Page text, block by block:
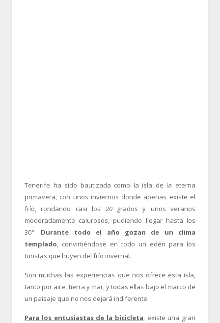
Tenerife ha sido bautizada como la isla de la eterna
primavera, con unos inviernos donde apenas existe el
frío, rondando casi los 20grados y unos veranos
moderadamente calurosos, pudiendo llegar hasta los
30°. Durante todo el año gozan de un clima
templado, convirtiéndose en todo un edén para los
turistas que huyen del frío invernal.
Son muchas las experiencias que nos ofrece esta isla,
tanto por aire, tierra y mar, y todas ellas bajo el marco de
un paisaje que no nos dejará indiferente.
Para los entusiastas de la bicicleta, existe una gran